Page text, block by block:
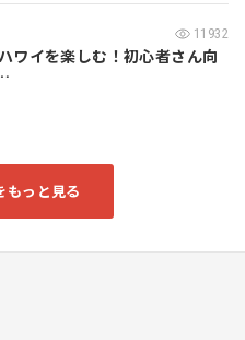
11932
ワイを楽しむ！初心者さん向
もっと見る